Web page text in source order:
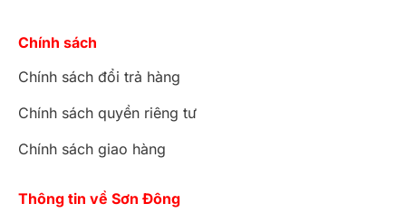
hoàng gia, quý tộc châu Âu mà nhiều người ước
Bàn phấn hoàng gia Châu Âu Luxury dát vàng 2021 –
Chính sách
Chính sách đổi trả hàng
Chính sách quyền riêng tư
Chính sách giao hàng
Thông tin về Sơn Đông